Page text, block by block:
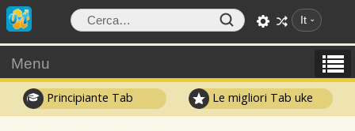
It
Menu
Principiante Tab Le migliori Tab uke